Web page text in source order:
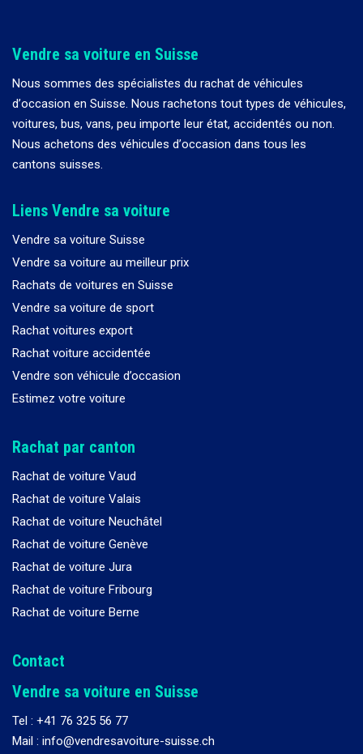
Vendre sa voiture en Suisse
Nous sommes des spécialistes du rachat de véhicules
d’occasion en Suisse. Nous rachetons tout types de véhicules,
voitures, bus, vans, peu importe leur état, accidentés ou non.
Nous achetons des véhicules d’occasion dans tous les
cantons suisses.
Liens Vendre sa voiture
Vendre sa voiture Suisse
Vendre sa voiture au meilleur prix
Rachats de voitures en Suisse
Vendre sa voiture de sport
Rachat voitures export
Rachat voiture accidentée
Vendre son véhicule d’occasion
Estimez votre voiture
Rachat par canton
Rachat de voiture Vaud
Rachat de voiture Valais
Rachat de voiture Neuchâtel
Rachat de voiture Genève
Rachat de voiture Jura
Rachat de voiture Fribourg
Rachat de voiture Berne
Contact
Vendre sa voiture en Suisse
Tel : +41 76 325 56 77
Mail : info@vendresavoiture-suisse.ch